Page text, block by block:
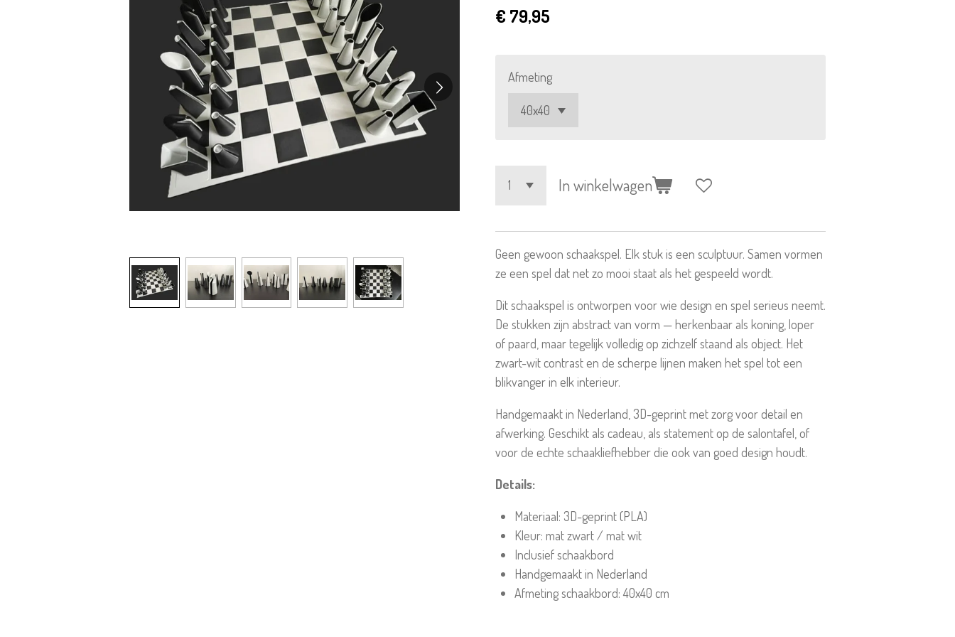
€ 79,95
Afmeting
In winkelwagen
Geen gewoon schaakspel. Elk stuk is een sculptuur. Samen vormen
ze een spel dat net zo mooi staat als het gespeeld wordt.
Dit schaakspel is ontworpen voor wie design en spel serieus neemt.
De stukken zijn abstract van vorm — herkenbaar als koning, loper
of paard, maar tegelijk volledig op zichzelf staand als object. Het
zwart-wit contrast en de scherpe lijnen maken het spel tot een
blikvanger in elk interieur.
Handgemaakt in Nederland, 3D-geprint met zorg voor detail en
afwerking. Geschikt als cadeau, als statement op de salontafel, of
voor de echte schaakliefhebber die ook van goed design houdt.
Details:
Materiaal: 3D-geprint (PLA)
Kleur: mat zwart / mat wit
Inclusief schaakbord
Handgemaakt in Nederland
Afmeting schaakbord: 40x40 cm